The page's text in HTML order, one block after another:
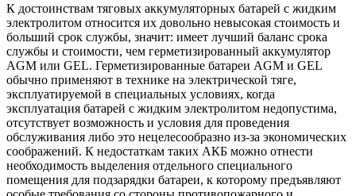
К достоинствам тяговых аккумуляторных батарей с жидким
электролитом относится их довольно невысокая стоимость и
больший срок службы, значит: имеет лучший баланс срока
службы и стоимости, чем герметизированный аккумулятор
AGM или GEL. Герметизированные батареи AGM и GEL
обычно применяют в технике на электрической тяге,
эксплуатируемой в специальных условиях, когда
эксплуатация батарей с жидким электролитом недопустима,
отсутствует возможность и условия для проведения
обслуживания либо это нецелесообразно из-за экономических
соображений. К недостаткам таких АКБ можно отнести
необходимость выделения отдельного специального
помещения для подзарядки батареи, к которому предъявляют